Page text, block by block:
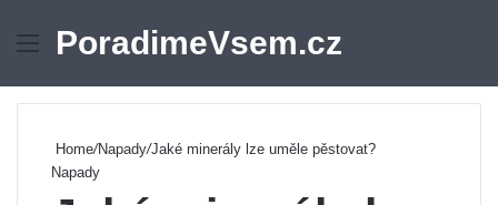
Menu
PoradimeVsem.cz
Home/Napady/Jaké minerály lze uměle pěstovat?
Napady